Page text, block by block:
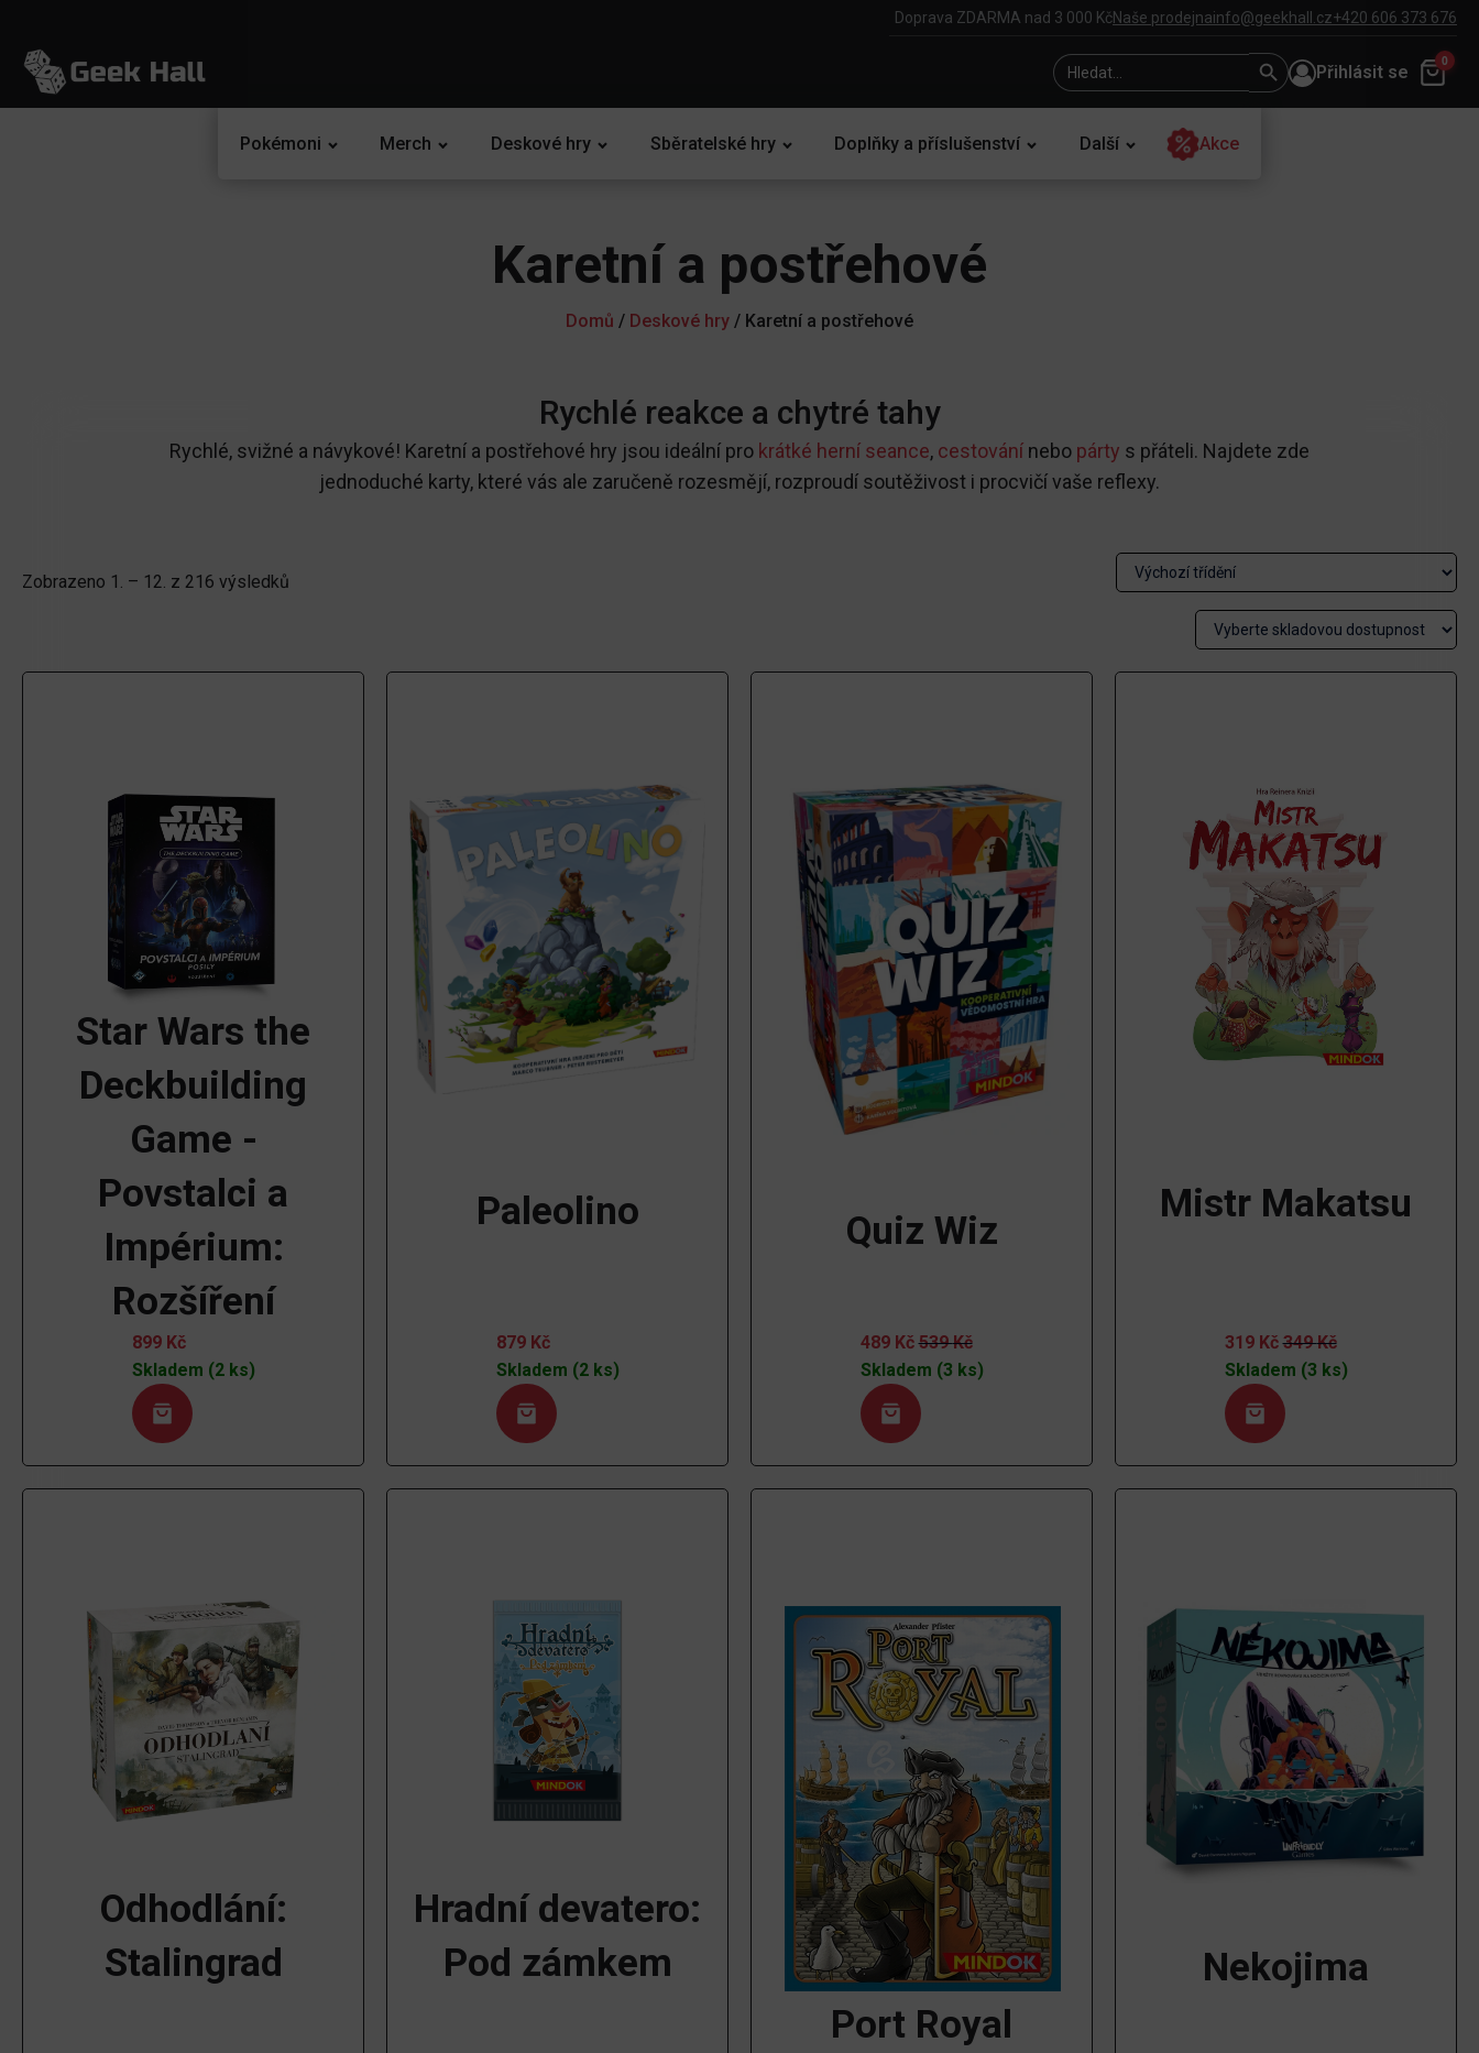
Doprava ZDARMA nad 3 000 KčNaše prodejnainfo@geekhall.cz+420 606 373 676
Search
for:
Search
Button
Přihlásit se
0
Pokémoni Merch Deskové hry Sběratelské hry Doplňky a příslušenství Další Akce
Karetní a postřehové
Domů / Deskové hry / Karetní a postřehové
Rychlé reakce a chytré tahy
Rychlé, svižné a návykové! Karetní a postřehové hry jsou ideální pro krátké herní seance, cestování nebo párty s přáteli. Najdete zde
jednoduché karty, které vás ale zaručeně rozesmějí, rozproudí soutěživost i procvičí vaše reflexy.
Zobrazeno 1. – 12. z 216 výsledků
Star Wars the
Deckbuilding
Game -
Povstalci a
Impérium:
Rozšíření
899 Kč
Skladem (2 ks)
Paleolino
879 Kč
Skladem (2 ks)
Quiz Wiz
489 Kč 539Kč
Skladem (3 ks)
Mistr Makatsu
319 Kč 349Kč
Skladem (3 ks)
Odhodlání:
Stalingrad
Hradní devatero:
Pod zámkem
Port Royal
Nekojima